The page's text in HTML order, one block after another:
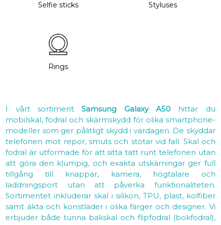
Selfie sticks Styluses
Rings
I vårt sortimentSamsung Galaxy A50 hittar du
mobilskal, fodral och skärmskydd för olika smartphone-
modeller som ger pålitligt skydd i vardagen. De skyddar
telefonen mot repor, smuts och stötar vid fall. Skal och
fodral är utformade för att sitta tätt runt telefonen utan
att göra den klumpig, och exakta utskärningar ger full
tillgång till knappar, kamera, högtalare och
laddningsport utan att påverka funktionaliteten.
Sortimentet inkluderar skal i silikon, TPU, plast, kolfiber
samt äkta och konstläder i olika färger och designer. Vi
erbjuder både tunna bakskal och flipfodral (bokfodral),